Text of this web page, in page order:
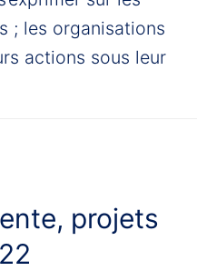
; les organisations
actions sous leur
projets